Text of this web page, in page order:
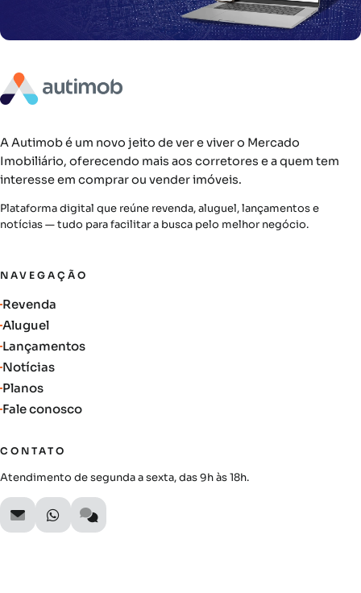
A Autimob é um novo jeito de ver e viver o Mercado
Imobiliário, oferecendo mais aos corretores e a quem tem
interesse em comprar ou vender imóveis.
Plataforma digital que reúne revenda, aluguel, lançamentos e
notícias — tudo para facilitar a busca pelo melhor negócio.
NAVEGAÇÃO
Revenda
Aluguel
Lançamentos
Notícias
Planos
Fale conosco
CONTATO
Atendimento de segunda a sexta, das 9h às 18h.